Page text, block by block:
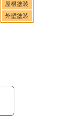
屋根塗装
外壁塗装